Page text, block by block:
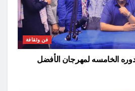
فن وثقافة
الخامسه لمهرجان الأفضل